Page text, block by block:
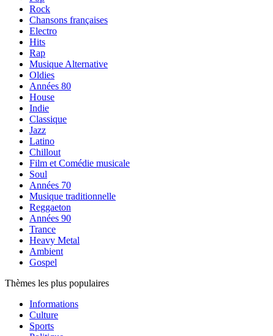
Rock
Chansons françaises
Electro
Hits
Rap
Musique Alternative
Oldies
Années 80
House
Indie
Classique
Jazz
Latino
Chillout
Film et Comédie musicale
Soul
Années 70
Musique traditionnelle
Reggaeton
Années 90
Trance
Heavy Metal
Ambient
Gospel
Thèmes les plus populaires
Informations
Culture
Sports